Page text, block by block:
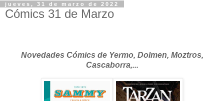
jueves, 31 de marzo de 2022
Cómics 31 de Marzo
Novedades Cómics de Yermo, Dolmen, Moztros,
Cascaborra,...